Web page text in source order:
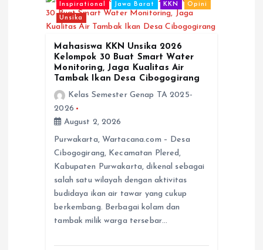
Inspirational Jawa Barat KKN Opini
Unsika
Mahasiswa KKN Unsika 2026
Kelompok 30 Buat Smart Water
Monitoring, Jaga Kualitas Air
Tambak Ikan Desa Cibogogirang
Kelas Semester Genap TA 2025-
2026
August 2, 2026
Purwakarta, Wartacana.com – Desa
Cibogogirang, Kecamatan Plered,
Kabupaten Purwakarta, dikenal sebagai
salah satu wilayah dengan aktivitas
budidaya ikan air tawar yang cukup
berkembang. Berbagai kolam dan
tambak milik warga tersebar…